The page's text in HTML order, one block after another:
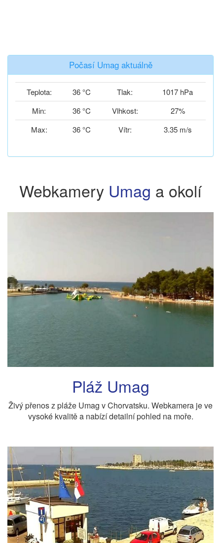
Počasí Umag aktuálně
Teplota: 36 °C Tlak:
1017 hPa
Min:
36 °C Vlhkost:
27%
Max:
36 °C Vítr: 3.35 m/s
Webkamery Umag a okolí
Pláž Umag
Živý přenos z pláže Umag v Chorvatsku. Webkamera je ve
vysoké kvalitě a nabízí detailní pohled na moře.